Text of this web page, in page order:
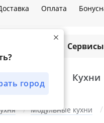
город
Оплата
Сервисы
решение Кухни
Модульные кухни